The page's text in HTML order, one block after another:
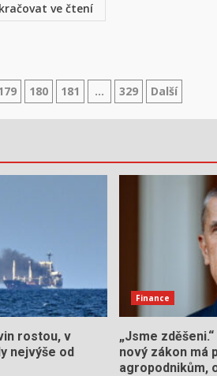
ve čtení
180 181 … 329 Další
rostou, v
nejvýše od
Finance
„Jsme
nový zákon má
agropodnikům,